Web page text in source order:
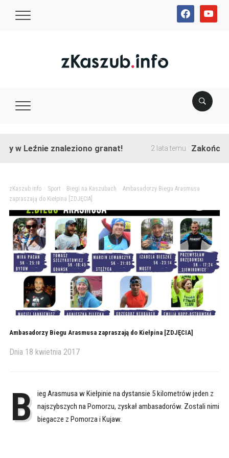
facebookyoutube
znaleziono granat! 2 lata temu Zakończono
zKaszub.info> Sport> Biegi na Kaszubach
Ambasadorzy Biegu Arasmusa
zapraszają do Kiełpina [ZDJĘCIA]
Ambasadorzy Biegu Arasmusa zapraszają do Kiełpina [ZDJĘCIA]
Dnia 18 kwietnia 2017
B ieg Arasmusa w Kiełpinie na dystansie 5 kilometrów jeden z
najszybszych na Pomorzu, zyskał ambasadorów. Zostali nimi
biegacze z Pomorza i Kujaw.